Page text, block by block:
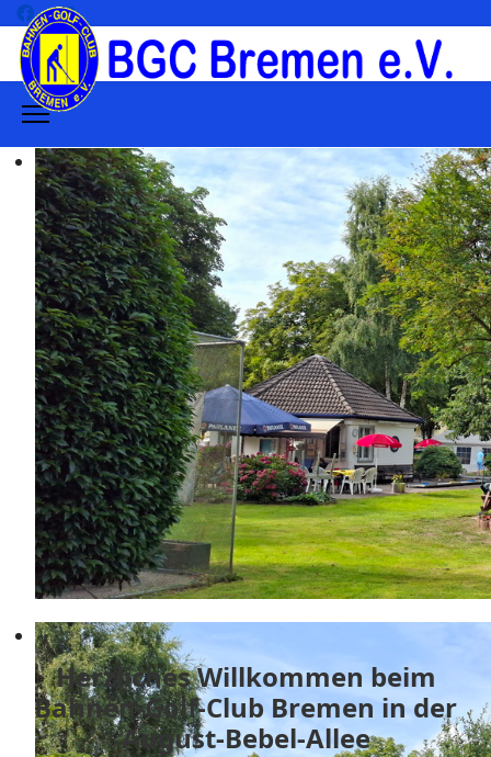
Herzliches Willkommen beim
Bahnen-Golf-Club Bremen in der
August-Bebel-Allee